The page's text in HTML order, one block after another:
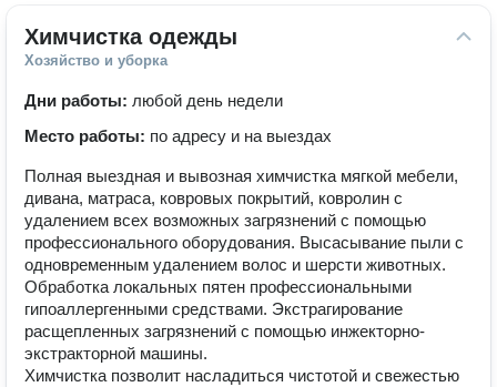
Химчистка одежды
Хозяйство и уборка
Дни работы: любой день недели
Место работы: по адресу и на выездах
Полная выездная и вывозная химчистка мягкой мебели,
дивана, матраса, ковровых покрытий, ковролин с
удалением всех возможных загрязнений с помощью
профессионального оборудования. Высасывание пыли с
одновременным удалением волос и шерсти животных.
Обработка локальных пятен профессиональными
гипоаллергенными средствами. Экстрагирование
расщепленных загрязнений с помощью инжекторно-
экстракторной машины.
Химчистка позволит насладиться чистотой и свежестью